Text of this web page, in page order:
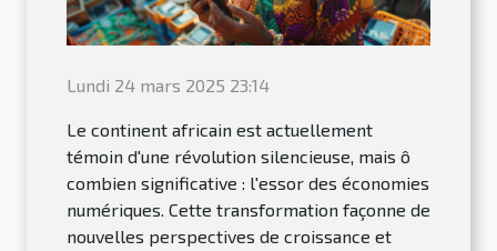
Lundi 24 mars 2025 23:14
Le continent africain est actuellement
témoin d'une révolution silencieuse, mais ô
combien significative : l'essor des économies
numériques. Cette transformation façonne de
nouvelles perspectives de croissance et